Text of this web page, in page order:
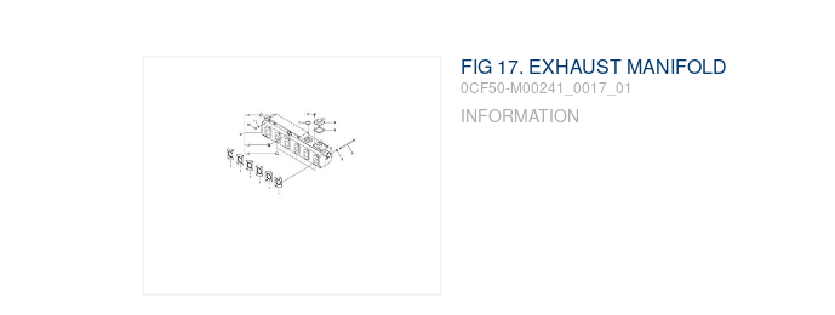
FIG 17. EXHAUST MANIFOLD
0CF50-M00241_0017_01
INFORMATION